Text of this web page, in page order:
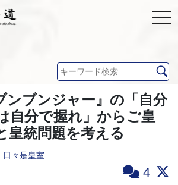
ンブンジャー』の「自分
自分で握れ」からご皇
皇統問題を考える
日々是皇室
4